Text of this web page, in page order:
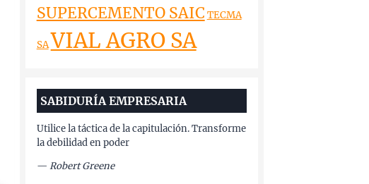
SUPERCEMENTO SAIC TECMA
SAVIAL AGRO SA
SABIDURÍA EMPRESARIA
Utilice la táctica de la capitulación. Transforme
la debilidad en poder
— Robert Greene